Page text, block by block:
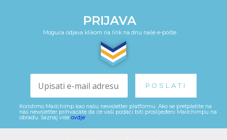
PRIJAVA
Moguća odjava klikom na link na dnu naše e-pošte
Koristimo Mailchimp kao našu newsletter platformu. Ako se pretplatite na
naš newsletter prihvaćate da će vaši podaci biti proslijeđeni Mailchimpu na
obradu. Saznaj više ovdje.